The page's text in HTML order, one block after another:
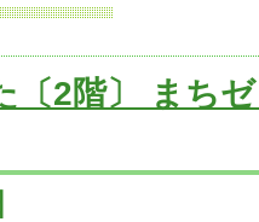
2階〕 まち